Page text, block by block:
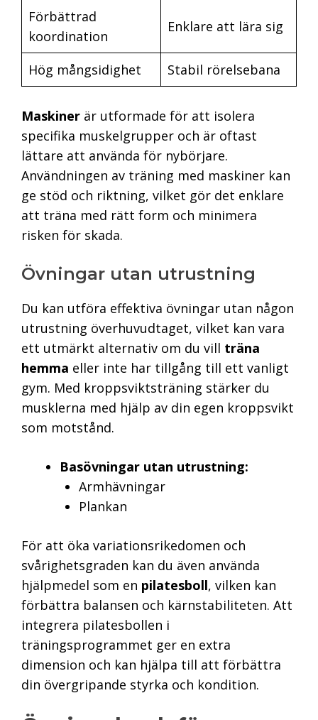
Förbättrad
koordination
Enklare att lära sig
Hög mångsidighet Stabil rörelsebana
Maskiner är utformade för att isolera
specifika muskelgrupper och är oftast
lättare att använda för nybörjare.
Användningen av träning med maskiner kan
ge stöd och riktning, vilket gör det enklare
att träna med rätt form och minimera
risken för skada.
Övningar utan utrustning
Du kan utföra effektiva övningar utan någon
utrustning överhuvudtaget, vilket kan vara
ett utmärkt alternativ om du vill träna
hemma eller inte har tillgång till ett vanligt
gym. Med kroppsviktsträning stärker du
musklerna med hjälp av din egen kroppsvikt
som motstånd.
Basövningar utan utrustning:
Armhävningar
Plankan
För att öka variationsrikedomen och
svårighetsgraden kan du även använda
hjälpmedel som en pilatesboll, vilken kan
förbättra balansen och kärnstabiliteten. Att
integrera pilatesbollen i
träningsprogrammet ger en extra
dimension och kan hjälpa till att förbättra
din övergripande styrka och kondition.